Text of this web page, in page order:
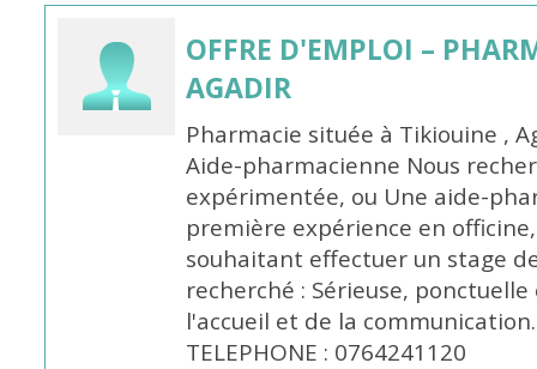
OFFRE D'EMPLOI –
AGADIR
Pharmacie située à Tikiouine ,
Aide-pharmacienne Nous
expérimentée, ou Une aide-
première expérience en
souhaitant effectuer un stage
recherché : Sérieuse,
l'accueil et de la
TELEPHONE : 0764241120